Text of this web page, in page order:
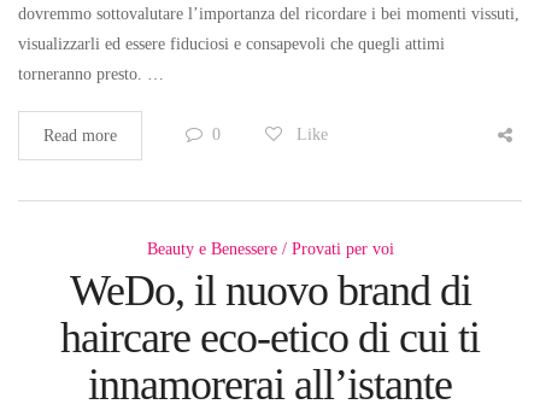
dovremmo sottovalutare l’importanza del ricordare i bei momenti vissuti,
visualizzarli ed essere fiduciosi e consapevoli che quegli attimi
torneranno presto. …
Read more 0 Like
Beauty e Benessere Provati per voi
WeDo, il nuovo brand di
haircare eco-etico di cui ti
innamorerai all’istante